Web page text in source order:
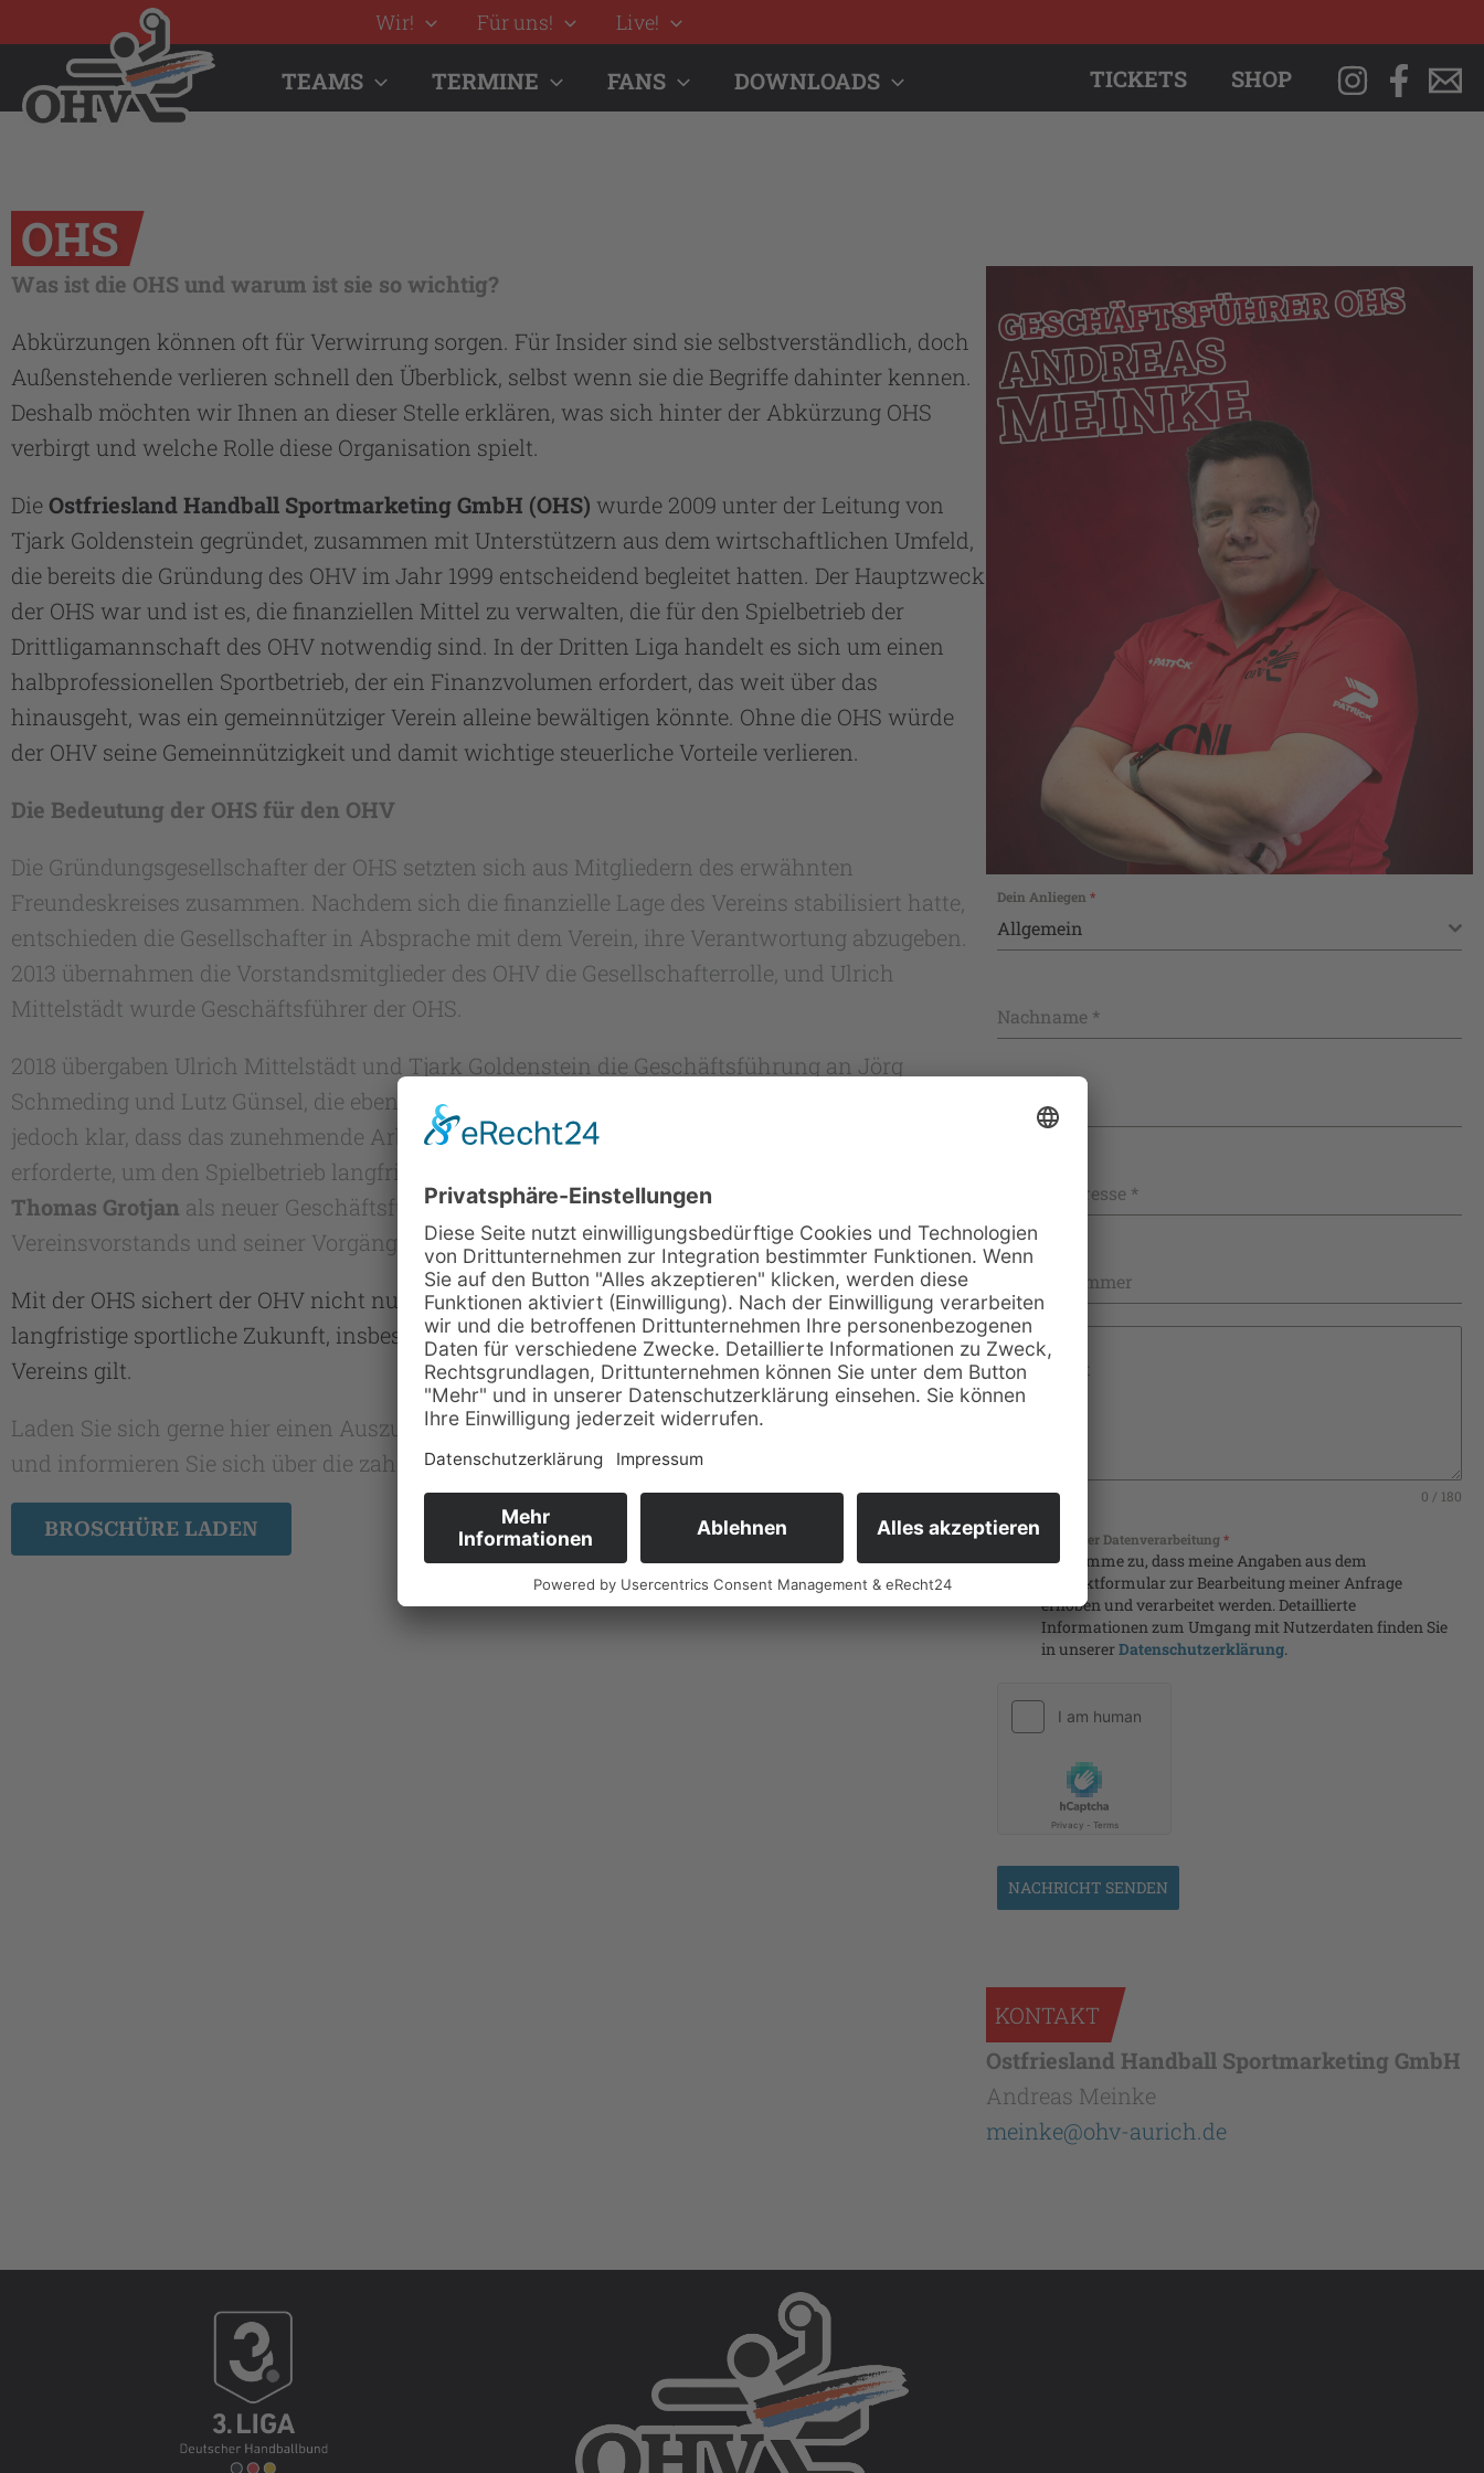
Inhalt
springen
Wir! Für uns! Live!
TEAMS TERMINE FANS DOWNLOADS TICKETS SHOP
OHS
Was ist die OHS und warum ist sie so wichtig?
Abkürzungen können oft für Verwirrung sorgen. Für Insider sind sie selbstverständlich, doch
Außenstehende verlieren schnell den Überblick, selbst wenn sie die Begriffe dahinter kennen.
Deshalb möchten wir Ihnen an dieser Stelle erklären, was sich hinter der Abkürzung OHS
verbirgt und welche Rolle diese Organisation spielt.
DieOstfriesland Handball Sportmarketing GmbH (OHS) wurde 2009 unter der Leitung von
Tjark Goldenstein gegründet, zusammen mit Unterstützern aus dem wirtschaftlichen Umfeld,
die bereits die Gründung des OHV im Jahr 1999 entscheidend begleitet hatten. Der Hauptzweck
der OHS war und ist es, die finanziellen Mittel zu verwalten, die für den Spielbetrieb der
Drittligamannschaft des OHV notwendig sind. In der Dritten Liga handelt es sich um einen
halbprofessionellen Sportbetrieb, der ein Finanzvolumen erfordert, das weit über das
hinausgeht, was ein gemeinnütziger Verein alleine bewältigen könnte. Ohne die OHS würde
der OHV seine Gemeinnützigkeit und damit wichtige steuerliche Vorteile verlieren.
Die Bedeutung der OHS für den OHV
Die Gründungsgesellschafter der OHS setzten sich aus Mitgliedern des erwähnten
Freundeskreises zusammen. Nachdem sich die finanzielle Lage des Vereins stabilisiert hatte,
entschieden die Gesellschafter in Absprache mit dem Verein, ihre Verantwortung abzugeben.
2013 übernahmen die Vorstandsmitglieder des OHV die Gesellschafterrolle, und Ulrich
Mittelstädt wurde Geschäftsführer der OHS.
2018 übergaben Ulrich Mittelstädt und Tjark Goldenstein die Geschäftsführung an Jörg
Schmeding und Lutz Günsel, die ebenfalls ehrenamtlich tätig waren. Mit der Zeit wurde
jedoch klar, dass das zunehmende Arbeitsvolumen einen hauptamtlichen Geschäftsführer
erforderte, um den Spielbetrieb langfristig zu sichern. Deshalb wurde zur Saison 2024/25
Thomas Grotjan als neuer Geschäftsführer ernannt. Er genießt das volle Vertrauen des
Vereinsvorstands und seiner Vorgänger.
Mit der OHS sichert der OHV nicht nur seine finanzielle Stabilität, sondern auch die
langfristige sportliche Zukunft, insbesondere in der Dritten Liga, die als Aushängeschild des
Vereins gilt.
Laden Sie sich gerne hier einen Auszug aus unserer neuen Sponsoring-Broschüre herunter
und informieren Sie sich über die zahlreichen Möglichkeiten des Sponsorings.
BROSCHÜRE LADEN
Dein Anliegen *
Allgemein
Nachname *
Vorname
E-Mail-Adresse *
Telefonnummer
Nachricht
0 / 180
Zustimmung der Datenverarbeitung*
Ich stimme zu, dass meine Angaben aus dem
Kontaktformular zur Bearbeitung meiner Anfrage
erhoben und verarbeitet werden. Detaillierte
Informationen zum Umgang mit Nutzerdaten finden Sie
in unsererDatenschutzerklärung.
NACHRICHT SENDEN
KONTAKT
Ostfriesland Handball Sportmarketing GmbH
Andreas Meinke
meinke@ohv-aurich.de